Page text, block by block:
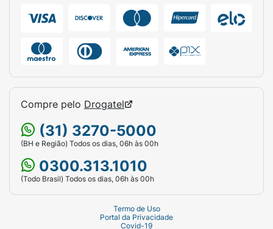
Compre pelo Drogatel
(31) 3270-5000
(BH e Região) Todos os dias, 06h às 00h
0300.313.1010
(Todo Brasil) Todos os dias, 06h às 00h
Termo de Uso
Portal da Privacidade
Covid-19